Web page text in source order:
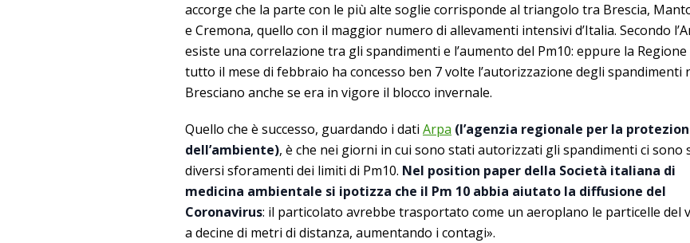
accorge che la parte con le più alte soglie corrisponde al triangolo tra Brescia,
e Cremona, quello con il maggior numero di allevamenti intensivi d’Italia. Secondo
esiste una correlazione tra gli spandimenti e l’aumento del Pm10: eppure la
tutto il mese di febbraio ha concesso ben 7 volte l’autorizzazione degli spandimenti
Bresciano anche se era in vigore il blocco invernale.
Quello che è successo, guardando i dati Arpa (l’agenzia regionale per la
dell’ambiente), è che nei giorni in cui sono stati autorizzati gli spandimenti ci sono
diversi sforamenti dei limiti di Pm10. Nel position paper della Società italiana di
medicina ambientale si ipotizza che il Pm 10 abbia aiutato la diffusione del
Coronavirus: il particolato avrebbe trasportato come un aeroplano le particelle del
a decine di metri di distanza, aumentando i contagi».